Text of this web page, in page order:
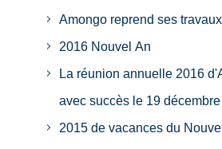
Amongo reprend ses
2016 Nouvel An
La réunion annuelle 2016
avec succès le 19 décembre
2015 de vacances du